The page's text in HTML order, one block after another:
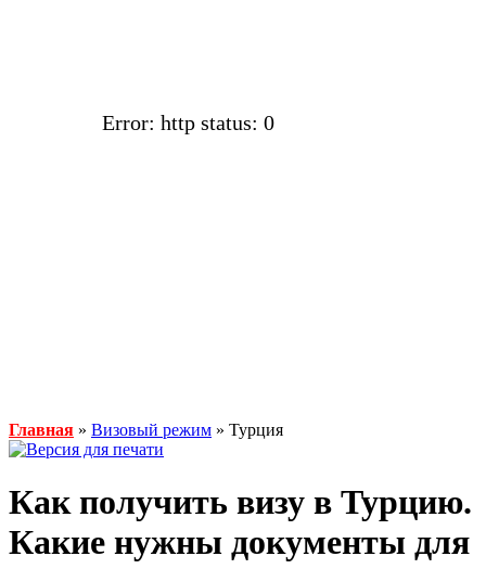
Error: http status: 0
Главная » Визовый режим » Турция
Как получить визу в Турцию.
Какие нужны документы для